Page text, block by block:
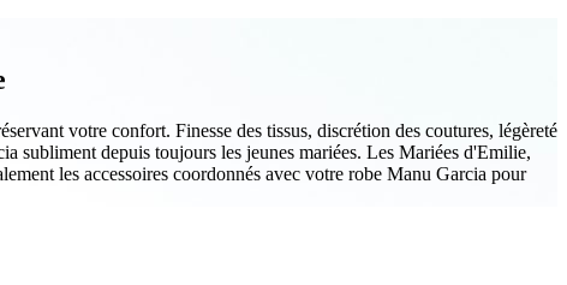
votre confort. Finesse des tissus, discrétion des coutures, légèreté
subliment depuis toujours les jeunes mariées. Les Mariées d'Emilie,
les accessoires coordonnés avec votre robe Manu Garcia pour